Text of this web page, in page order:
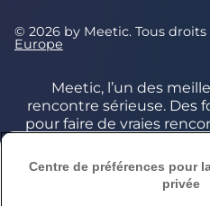
© 2026 by Meetic. Tous droits
Europe
Meetic, l’un des
rencontre sérieuse. Des
pour faire de vraies
profils contrôlés,
géolocalisation pour
vous comme
Centre de préférences pour
privée